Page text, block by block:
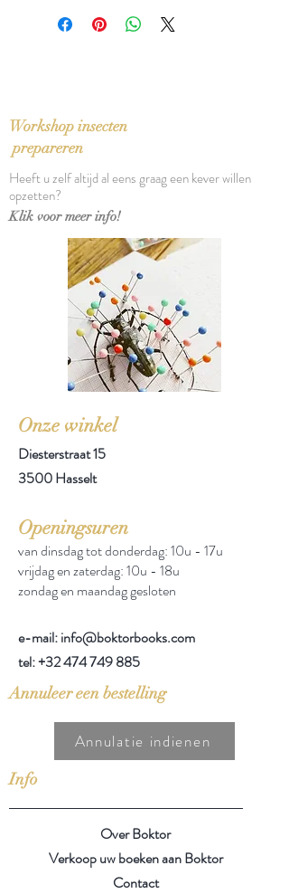
wat afwijken van de voorbeeldfoto
Workshop insecten
prepareren
Heeft u zelf altijd al eens graag een kever willen
opzetten?
Klik voor meer info!
Onze winkel
Diesterstraat 15
3500 Hasselt
Openingsuren
van dinsdag tot donderdag: 10u - 17u
vrijdag en zaterdag: 10u - 18u
zondag en maandag gesloten
e-mail: info@boktorbooks.com
tel:+32 474 749 885
Annuleer een bestelling
Annulatie indienen
Info
Over Boktor
Verkoop uw boeken aan Boktor
Contact